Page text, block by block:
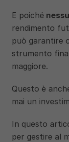
E poiché
rendimento
può garantire
strumento
maggiore.
Questo è
mai un
In questo
per gestire al